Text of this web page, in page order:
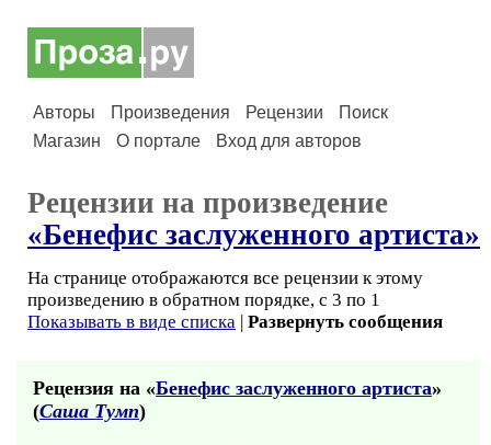
Авторы Произведения Рецензии
Поиск
Магазин
О портале Вход для авторов
Рецензии на произведение
«Бенефис заслуженного артиста»
На странице отображаются все рецензии к этому
произведению в обратном порядке, с 3 по 1
Показывать в виде списка | Развернуть сообщения
Рецензия на «Бенефис заслуженного артиста»
(Саша Тумп)